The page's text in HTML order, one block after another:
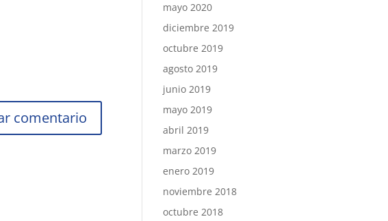
mayo 2020
diciembre 2019
octubre 2019
agosto 2019
junio 2019
mayo 2019
abril 2019
marzo 2019
enero 2019
noviembre 2018
octubre 2018